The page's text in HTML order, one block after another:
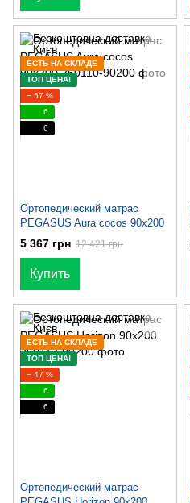
ЕСТЬ НА СКЛАДЕ
ТОП ЦЕНА!
− 57 %
6
6
Ортопедический матрас
PEGASUS Aura cocos 90x200
5 367 грн 12 421 грн
Купить
ЕСТЬ НА СКЛАДЕ
ТОП ЦЕНА!
− 47 %
6
6
Ортопедический матрас